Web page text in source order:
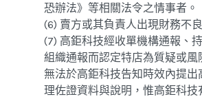
恐辦法》等相關法令之情事者。
(6) 賣方或其負責人出現財務不
(7) 高鉅科技經收單機構通報、
組織通報而認定特店為質疑或風
無法於高鉅科技告知時效內提出
理佐證資料與說明，惟高鉅科技